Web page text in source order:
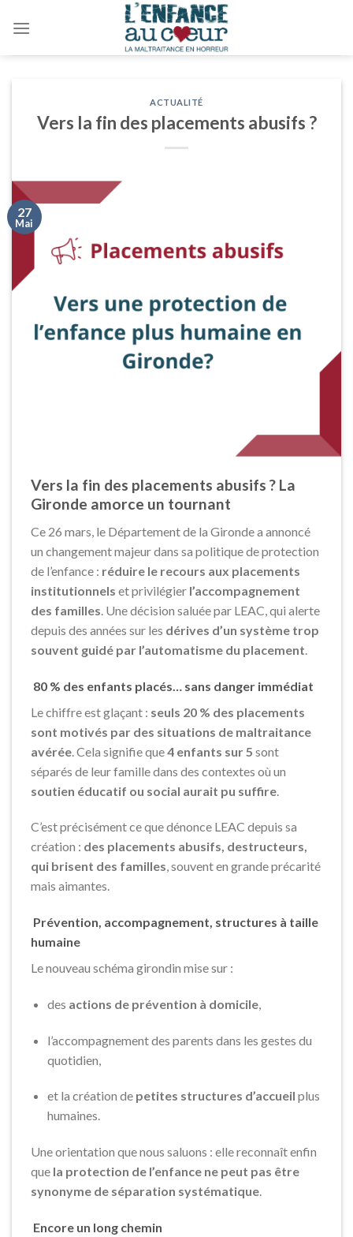
ACTUALITÉ
Vers la fin des placements abusifs ?
27
Mai
Vers la fin des placements abusifs ? La
Gironde amorce un tournant
Ce 26 mars, le Département de la Gironde a annoncé
un changement majeur dans sa politique de protection
de l’enfance : réduire le recours aux placements
institutionnels et privilégier l’accompagnement
des familles . Une décision saluée par LEAC, qui alerte
depuis des années sur les dérives d’un système trop
souvent guidé par l’automatisme du placement
80 % des enfants placés… sans danger immédiat
Le chiffre est glaçant : seuls 20 % des placements
sont motivés par des situations de maltraitance
avérée . Cela signifie que4 enfants sur 5 sont
séparés de leur famille dans des contextes où un
soutien éducatif ou social aurait pu suffire
C’est précisément ce que dénonce LEAC depuis sa
création : des placements abusifs, destructeurs,
qui brisent des familles, souvent en grande précarité
mais aimantes.
Prévention, accompagnement, structures à taille
humaine
Le nouveau schéma girondin mise sur :
des actions de prévention à domicile,
l’accompagnement des parents dans les gestes du
quotidien,
et la création de petites structures d’accueil plus
humaines.
Une orientation que nous saluons : elle reconnaît enfin
que la protection de l’enfance ne peut pas être
synonyme de séparation systématique.
Encore un long chemin